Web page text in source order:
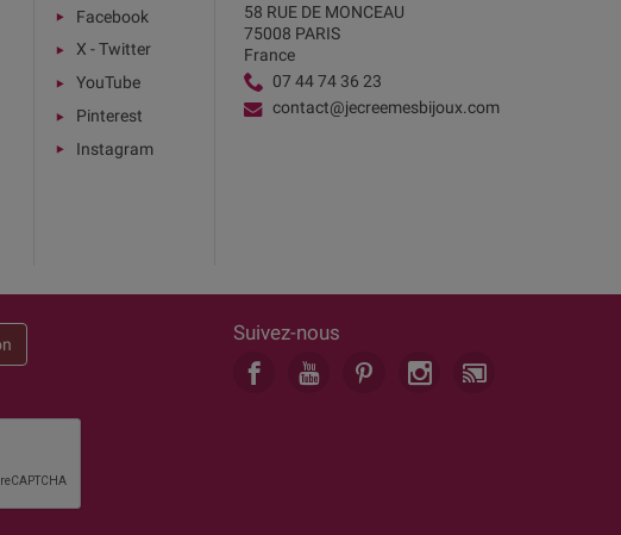
Facebook
X - Twitter
YouTube
Pinterest
Instagram
58 RUE DE MONCEAU
75008 PARIS
France
07 44 74 36 23
contact@jecreemesbijoux.com
Suivez-nous